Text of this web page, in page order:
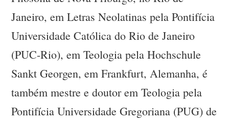
Janeiro, em Letras Neolatinas pela Pontifícia
Universidade Católica do Rio de Janeiro
(PUC-Rio), em Teologia pela Hochschule
Sankt Georgen, em Frankfurt, Alemanha, é
também mestre e doutor em Teologia pela
Pontifícia Universidade Gregoriana (PUG) de